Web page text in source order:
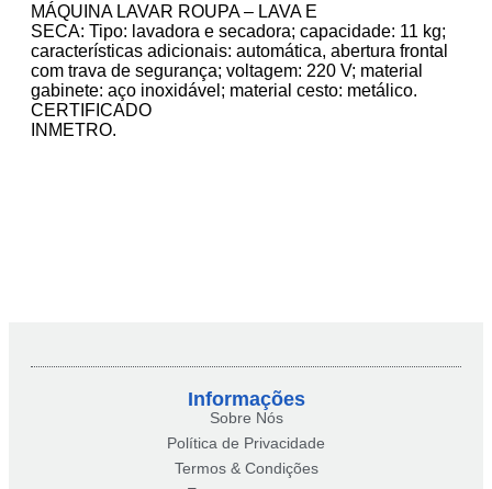
MÁQUINA LAVAR ROUPA – LAVA E
SECA: Tipo: lavadora e secadora; capacidade: 11 kg;
características adicionais: automática, abertura frontal
com trava de segurança; voltagem: 220 V; material
gabinete: aço inoxidável; material cesto: metálico.
CERTIFICADO
INMETRO.
Informações
Sobre Nós
Política de Privacidade
Termos & Condições